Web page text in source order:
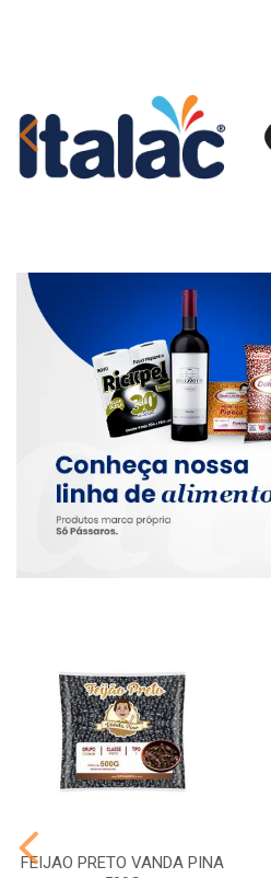
FEIJAO PRETO VANDA PINA